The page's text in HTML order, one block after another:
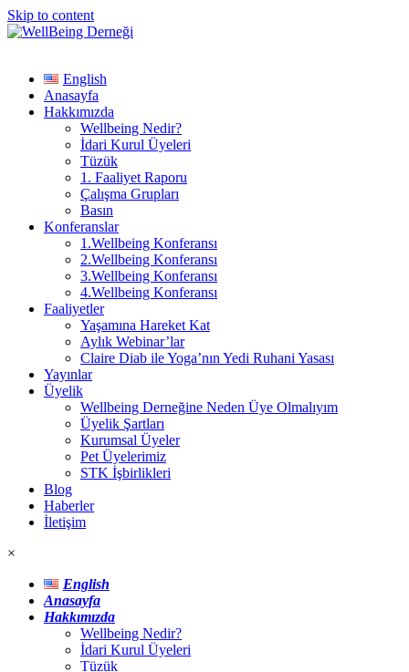
Skip to content
English
Anasayfa
Hakkımızda
Wellbeing Nedir?
İdari Kurul Üyeleri
Tüzük
1. Faaliyet Raporu
Çalışma Grupları
Basın
Konferanslar
1.Wellbeing Konferansı
2.Wellbeing Konferansı
3.Wellbeing Konferansı
4.Wellbeing Konferansı
Faaliyetler
Yaşamına Hareket Kat
Aylık Webinar’lar
Claire Diab ile Yoga’nın Yedi Ruhani Yasası
Yayınlar
Üyelik
Wellbeing Derneğine Neden Üye Olmalıyım
Üyelik Şartları
Kurumsal Üyeler
Pet Üyelerimiz
STK İşbirlikleri
Blog
Haberler
İletişim
×
English
Anasayfa
Hakkımızda
Wellbeing Nedir?
İdari Kurul Üyeleri
Tüzük